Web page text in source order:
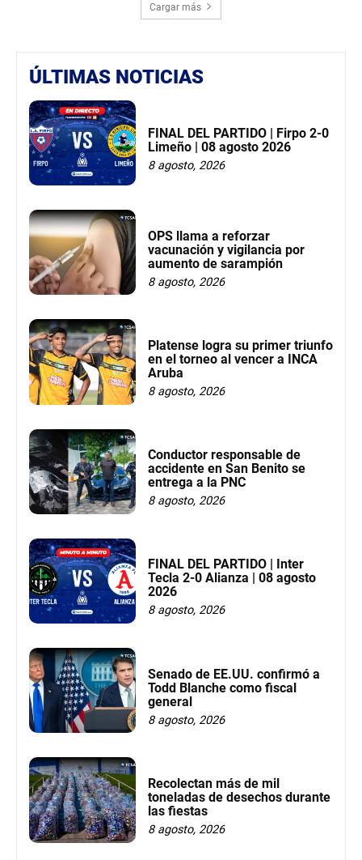
Cargar más
ÚLTIMAS NOTICIAS
FINAL DEL PARTIDO | Firpo 2-0
Limeño | 08 agosto 2026
8 agosto, 2026
OPS llama a reforzar
vacunación y vigilancia por
aumento de sarampión
8 agosto, 2026
Platense logra su primer triunfo
en el torneo al vencer a INCA
Aruba
8 agosto, 2026
Conductor responsable de
accidente en San Benito se
entrega a la PNC
8 agosto, 2026
FINAL DEL PARTIDO | Inter
Tecla 2-0 Alianza | 08 agosto
2026
8 agosto, 2026
Senado de EE.UU. confirmó a
Todd Blanche como fiscal
general
8 agosto, 2026
Recolectan más de mil
toneladas de desechos durante
las fiestas
8 agosto, 2026